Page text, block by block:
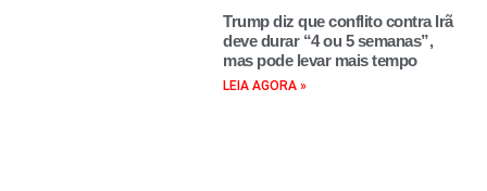
Trump diz que conflito contra Irã
deve durar “4 ou 5 semanas”,
mas pode levar mais tempo
LEIA AGORA »